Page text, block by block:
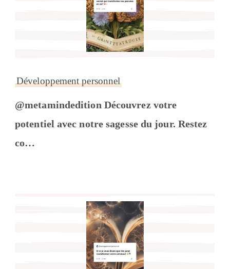
Développement personnel
@metamindedition Découvrez votre
potentiel avec notre sagesse du jour. Restez
co…